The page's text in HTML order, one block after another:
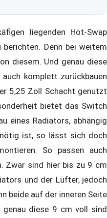
liegenden Hot-Swap
Denn bei weitem
diesem. Und genau diese
komplett zurückbauen
5,25 Zoll Schacht genutzt
bietet das Switch
eines Radiators, abhängig
ist, so lässt sich doch
So passen auch
Zwar sind hier bis zu 9 cm
und der Lüfter, jedoch
beide auf der inneren Seite
genau diese 9 cm voll sind